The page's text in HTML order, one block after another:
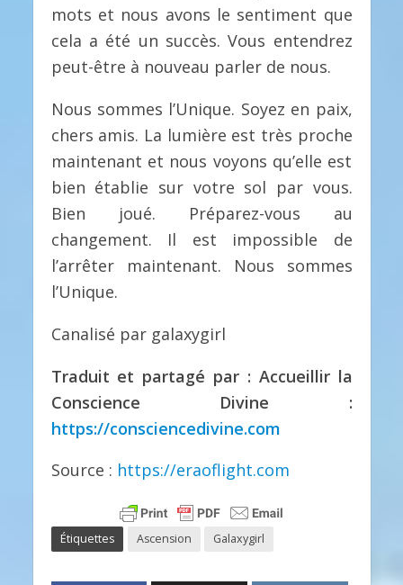
mots et nous avons le sentiment que
cela a été un succès. Vous entendrez
peut-être à nouveau parler de nous.
Nous sommes l’Unique. Soyez en paix,
chers amis. La lumière est très proche
maintenant et nous voyons qu’elle est
bien établie sur votre sol par vous.
Bien joué. Préparez-vous au
changement. Il est impossible de
l’arrêter maintenant. Nous sommes
l’Unique.
Canalisé par galaxygirl
Traduit et partagé par : Accueillir la
Conscience Divine :
https://consciencedivine.com
Source : https://eraoflight.com
Étiquettes Ascension Galaxygirl